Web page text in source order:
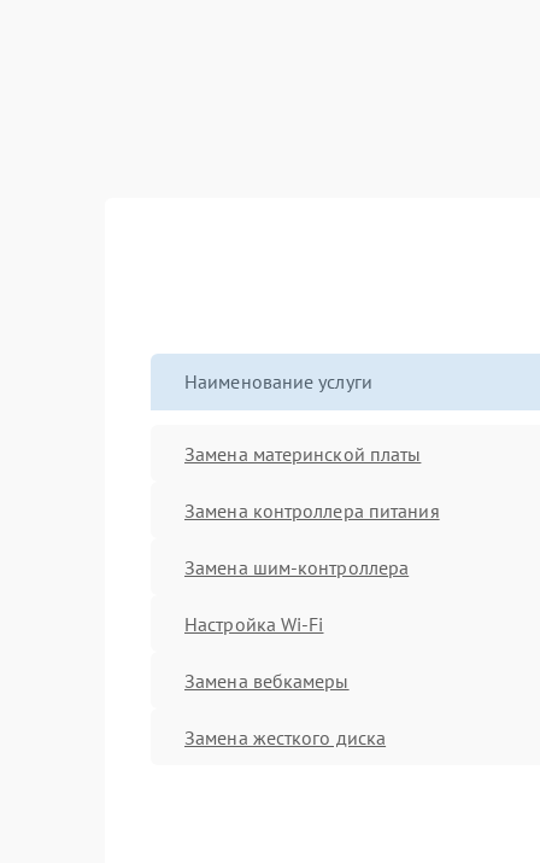
Наименование услуги
Замена материнской платы
Замена контроллера питания
Замена шим-контроллера
Настройка Wi-Fi
Замена вебкамеры
Замена жесткого диска